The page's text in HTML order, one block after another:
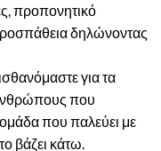
προπονητικό
δηλώνοντας
για τα
που
που παλεύει με
βάζει κάτω.